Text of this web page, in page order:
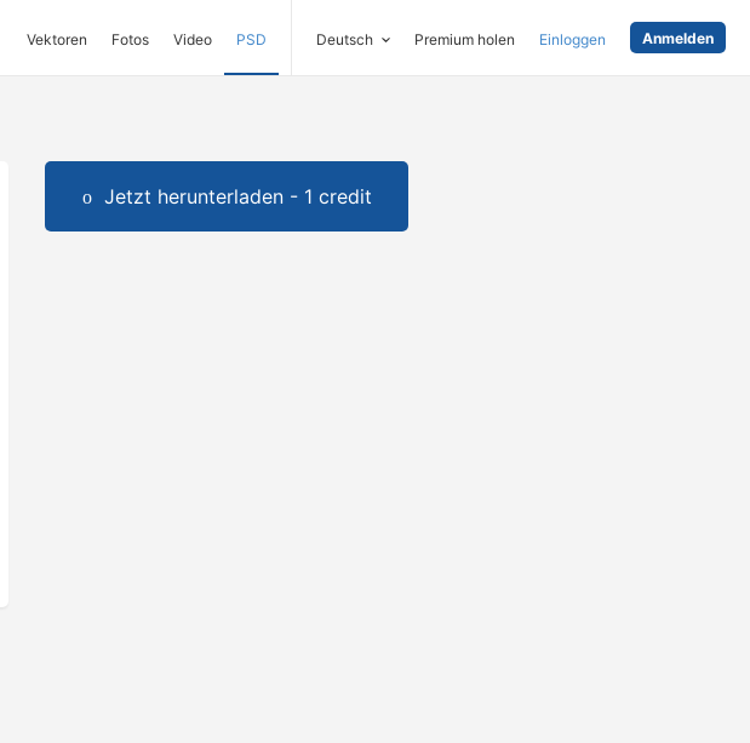
Vektoren Fotos Video PSD Deutsch Premium holen Einloggen Anmelden
Jetzt herunterladen - 1 credit